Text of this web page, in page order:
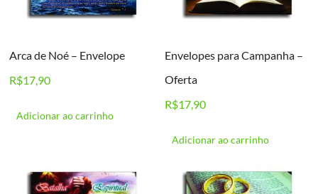
Arca de Noé – Envelope
R$17,90
Adicionar ao carrinho
Envelopes para Campanha –
Oferta
R$17,90
Adicionar ao carrinho